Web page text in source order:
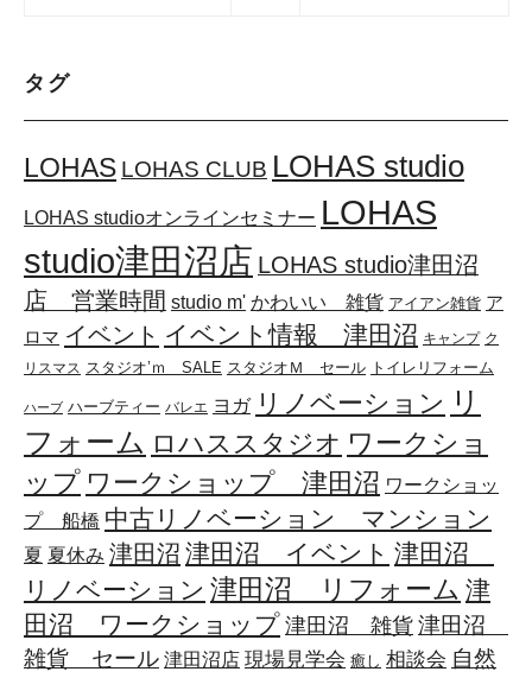
タグ
LOHAS LOHAS CLUB LOHAS studio
LOHAS studioオンラインセミナー LOHAS
studio津田沼店 LOHAS studio津田沼
店 営業時間 studio m' かわいい 雑貨 アイアン雑貨 ア
ロマ イベント イベント情報 津田沼 キャンプ ク
リスマス スタジオ’ｍ SALE スタジオＭ セール トイレリフォーム
ハーブ ハーブティー バレエ ヨガ リノベーション リ
フォーム ロハススタジオ ワークショ
ップ ワークショップ 津田沼 ワークショッ
プ 船橋 中古リノベーション マンション
夏 夏休み 津田沼 津田沼 イベント 津田沼
リノベーション 津田沼 リフォーム 津
田沼 ワークショップ津田沼 雑貨津田沼
雑貨 セール 津田沼店 現場見学会 癒し 相談会 自然